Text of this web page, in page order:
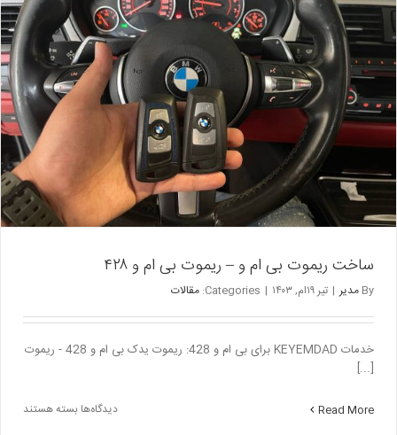
ام
و
x3
ساخت ریموت بی ام و – ریموت بی ام و ۴۲۸
By مدیر | تیر ۱۹ام, ۱۴۰۳ |
Categories: مقالات
خدمات KEYEMDAD برای بی ام و 428: ریموت یدک بی ام و 428 - ریموت
[...]
Read More دیدگاه‌ها برای
بسته هستند